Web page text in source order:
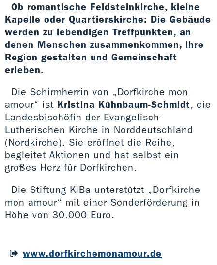
Ob romantische Feldsteinkirche, kleine
Kapelle oder Quartierskirche: Die Gebäude
werden zu lebendigen Treffpunkten, an
denen Menschen zusammenkommen, ihre
Region gestalten und Gemeinschaft
erleben.
Die Schirmherrin von „Dorfkirche mon
amour“ ist Kristina Kühnbaum-Schmidt, die
Landesbischöfin der Evangelisch-
Lutherischen Kirche in Norddeutschland
(Nordkirche). Sie eröffnet die Reihe,
begleitet Aktionen und hat selbst ein
großes Herz für Dorfkirchen.
Die Stiftung KiBa unterstützt „Dorfkirche
mon amour“ mit einer Sonderförderung in
Höhe von 30.000 Euro.
www.dorfkirchemonamour.de